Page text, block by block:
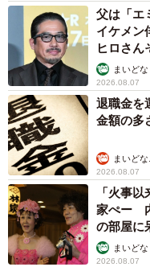
父は「エ
イケメン
ヒロさん
まいど
2026.08.07
退職金を
金額の多
まいど
2026.08.07
「火事
家ぺー
の部屋に
まいど
2026.08.07